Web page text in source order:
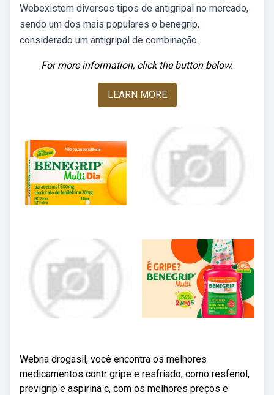
Webexistem diversos tipos de antigripal no mercado,
sendo um dos mais populares o benegrip,
considerado um antigripal de combinação.
For more information, click the button below.
LEARN MORE
Webna drogasil, você encontra os melhores
medicamentos contr gripe e resfriado, como resfenol,
previgrip e aspirina c, com os melhores preços e